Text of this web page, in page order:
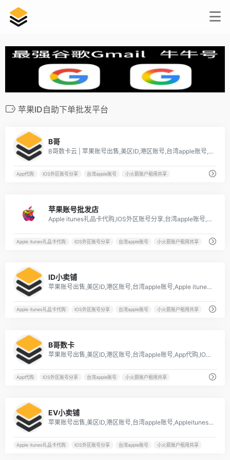
苹果ID自助下单批发平台
B哥
B哥数卡云 | 苹果账号出售,美区ID,港区账号,台湾apple账号,App代购,IOS外区账号分享
App代购 IOS外区账号分享 台湾apple账号 小火箭账户租用共享
苹果账号批发店
Apple itunes礼品卡代购,IOS外区账号分享,台湾apple账号,小火箭账户租用共享,港区
Apple itunes礼品卡代购 IOS外区账号分享 台湾apple账号 小火箭账户租用共享
ID小卖铺
苹果账号出售,美区ID,港区账号,台湾apple账号,Apple itunes礼品卡代购,IOS外区
Apple itunes礼品卡代购 IOS外区账号分享 台湾apple账号 小火箭账户租用共享
B哥数卡
苹果账号出售,美区ID,港区账号,台湾apple账号,App代购,IOS外区账号分享
App代购 IOS外区账号分享 台湾apple账号 小火箭账户租用共享
EV小卖铺
苹果账号出售,美区ID,港区账号,台湾apple账号,Appleitunes礼品卡代购,IOS外区账号分享,[…]
Apple itunes礼品卡代购 IOS外区账号分享 台湾apple账号 小火箭账户租用共享